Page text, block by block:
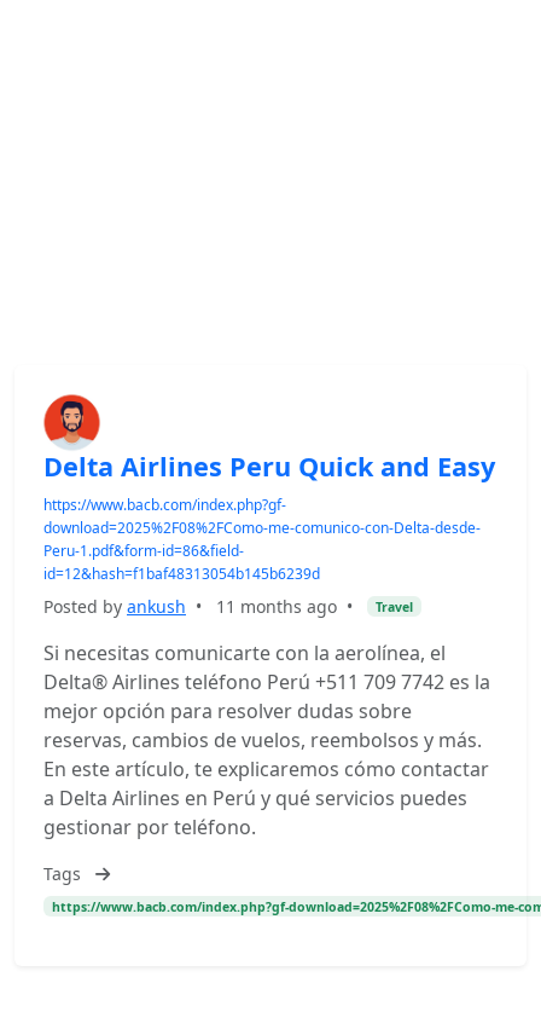
Delta Airlines Peru Quick and Easy
https://www.bacb.com/index.php?gf-
download=2025%2F08%2FComo-me-comunico-con-Delta-desde-
Peru-1.pdf&form-id=86&field-
id=12&hash=f1baf48313054b145b6239d
Posted by ankush • 11 months ago • Travel
Si necesitas comunicarte con la aerolínea, el
Delta® Airlines teléfono Perú +511 709 7742 es la
mejor opción para resolver dudas sobre
reservas, cambios de vuelos, reembolsos y más.
En este artículo, te explicaremos cómo contactar
a Delta Airlines en Perú y qué servicios puedes
gestionar por teléfono.
Tags
https://www.bacb.com/index.php?gf-download=2025%2F08%2FComo-me-